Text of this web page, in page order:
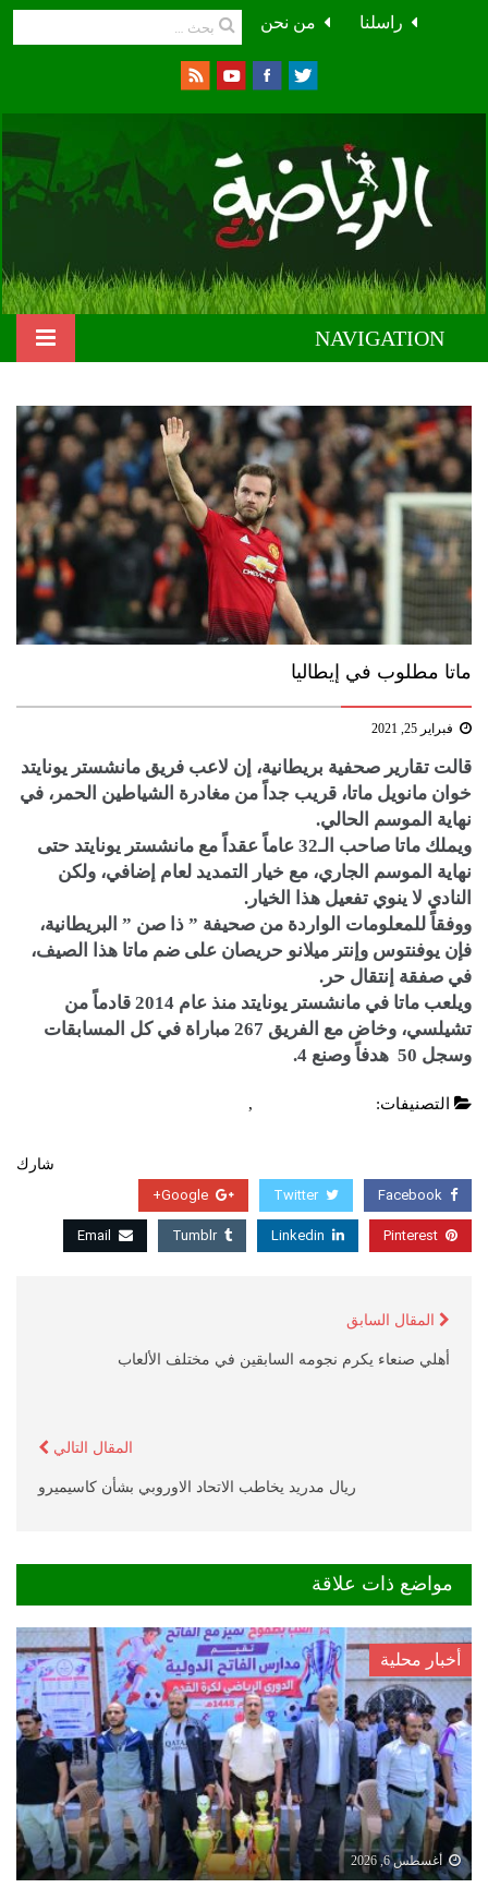
من نحن راسلنا
NAVIGATION
ماتا مطلوب في إيطاليا
فبراير 25, 2021
قالت تقارير صحفية بريطانية، إن لاعب فريق مانشستر يونايتد
خوان مانويل ماتا، قريب جداً من مغادرة الشياطين الحمر، في
نهاية الموسم الحالي.
ويملك ماتا صاحب الـ32 عاماً عقداً مع مانشستر يونايتد حتى
نهاية الموسم الجاري، مع خيار التمديد لعام إضافي، ولكن
النادي لا ينوي تفعيل هذا الخيار.
ووفقاً للمعلومات الواردة من صحيفة ” ذا صن ” البريطانية،
فإن يوفنتوس وإنتر ميلانو حريصان على ضم ماتا هذا الصيف،
في صفقة إنتقال حر.
ويلعب ماتا في مانشستر يونايتد منذ عام 2014 قادماً من
تشيلسي، وخاض مع الفريق 267 مباراة في كل المسابقات
وسجل 50 هدفاً وصنع 4.
التصنيفات: ,
شارك
Facebook
Twitter
Google+
Pinterest
Linkedin
Tumblr
Email
المقال السابق
أهلي صنعاء يكرم نجومه السابقين في مختلف الألعاب
المقال التالي
ريال مدريد يخاطب الاتحاد الاوروبي بشأن كاسيميرو
مواضع ذات علاقة
أخبار محلية
أغسطس 6, 2026